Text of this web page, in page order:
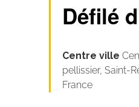
Défilé
Centre ville
pellissier, Saint-
France